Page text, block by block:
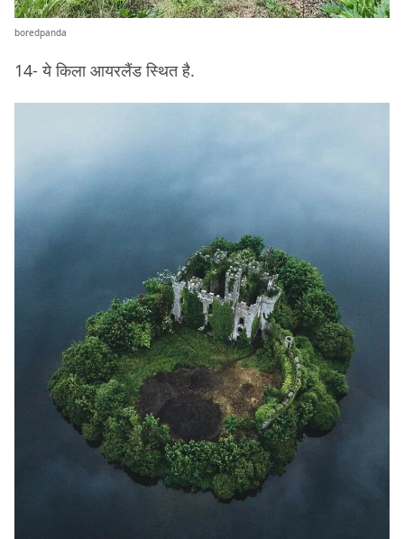
boredpanda
14- ये किला आयरलैंड स्थित है.